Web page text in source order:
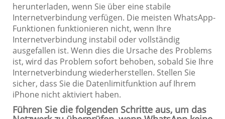
herunterladen, wenn Sie über eine stabile
Internetverbindung verfügen. Die meisten WhatsApp-
Funktionen funktionieren nicht, wenn Ihre
Internetverbindung instabil oder vollständig
ausgefallen ist. Wenn dies die Ursache des Problems
ist, wird das Problem sofort behoben, sobald Sie Ihre
Internetverbindung wiederherstellen. Stellen Sie
sicher, dass Sie die Datenlimitfunktion auf Ihrem
iPhone nicht aktiviert haben.
Führen Sie die folgenden Schritte aus, um das